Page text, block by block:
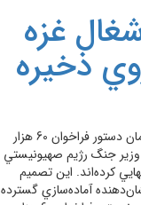
غزه
نيروي ذخيره
وزارت جنگ اسرائيل طرح اشغال شهر غزه را تصويب کرد و هم‌زمان دستور فراخوان 60 هزار
جنگ رژيم صهيونيستي
کرده‌اند. اين تصميم
آماده‌سازي گسترده